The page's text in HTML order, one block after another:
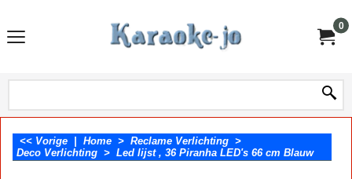
0
<< Vorige Home > Reclame Verlichting >
Deco Verlichting > Led lijst , 36 Piranha LED's 66 cm Blauw